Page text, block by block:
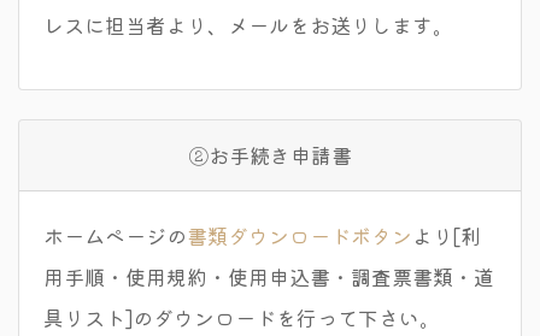
レスに担当者より、メールをお送りします。
②お手続き申請書
ホームページの書類ダウンロードボタン より[利
用手順・使用規約・使用申込書・調査票書類・道
具リスト]のダウンロードを行って下さい。